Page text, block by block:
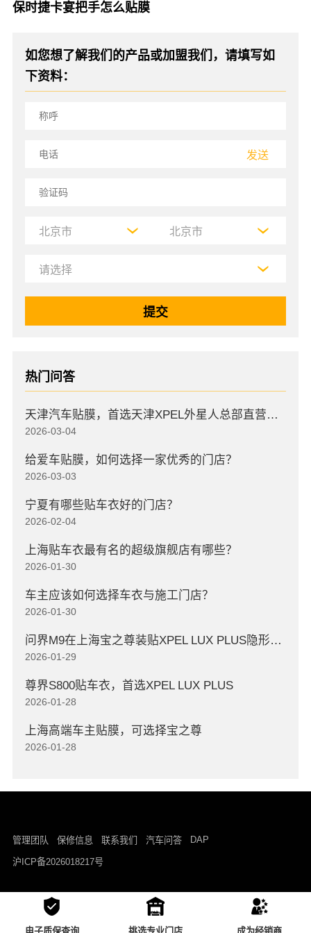
保时捷卡宴把手怎么贴膜
如您想了解我们的产品或加盟我们，请填写如
下资料：
发送
热门问答
天津汽车贴膜，首选天津XPEL外星人总部直营店，高口碑店
2026-03-04
给爱车贴膜，如何选择一家优秀的门店？
2026-03-03
宁夏有哪些贴车衣好的门店？
2026-02-04
上海贴车衣最有名的超级旗舰店有哪些？
2026-01-30
车主应该如何选择车衣与施工门店？
2026-01-30
问界M9在上海宝之尊装贴XPEL LUX PLUS隐形车衣
2026-01-29
尊界S800贴车衣，首选XPEL LUX PLUS
2026-01-28
上海高端车主贴膜，可选择宝之尊
2026-01-28
管理团队 保修信息 联系我们 汽车问答 DAP
沪ICP备2026018217号